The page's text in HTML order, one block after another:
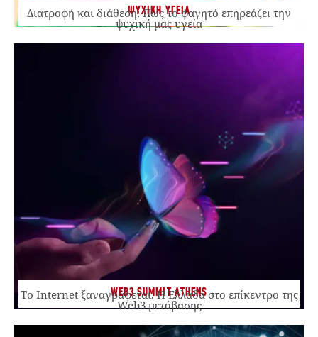
ΨΥΧΙΚΗ ΥΓΕΙΑ
Διατροφή και διάθεση: Πώς το φαγητό επηρεάζει την
ψυχική μας υγεία
WEB3 SUMMIT ATHENS
Το Internet ξαναγράφεται. Η Ελλάδα στο επίκεντρο της
Web3 μετάβασης